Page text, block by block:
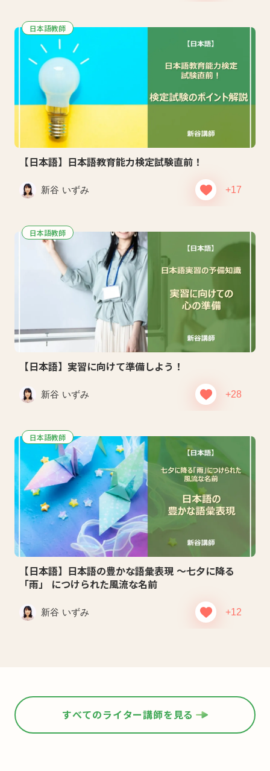
【日本語】日本語教育能力検定試験直前！
新谷 いずみ +17
日本語教師
【日本語】実習に向けて準備しよう！
新谷 いずみ +28
日本語教師
【日本語】日本語の豊かな語彙表現 ～七夕に降る
「雨」 につけられた風流な名前
新谷 いずみ +12
日本語教師
すべてのライター講師を見る